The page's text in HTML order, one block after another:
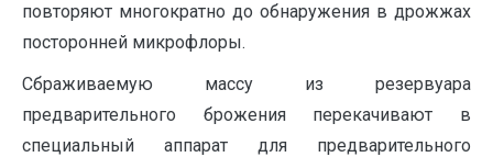
повторяют многократно до обнаружения в дрожжах
посторонней микрофлоры.
Сбраживаемую массу из резервуара
предварительного брожения перекачивают в
специальный аппарат для предварительного